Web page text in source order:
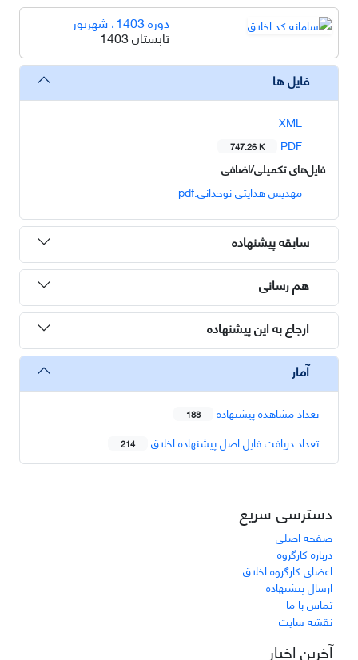
دوره 1403، شهریور
تابستان 1403
فایل ها
XML
PDF
747.26 K
فایل‌های تکمیلی/اضافی
مهدیس هدایتی نوحدانی.pdf
سابقه پیشنهاده
هم رسانی
ارجاع به این پیشنهاده
آمار
تعداد مشاهده پیشنهاده 188
تعداد دریافت فایل اصل پیشنهاده اخلاق 214
دسترسی سریع
صفحه اصلی
درباره کارگروه
اعضای کارگروه اخلاق
ارسال پیشنهاده
تماس با ما
نقشه سایت
آخرین اخبار